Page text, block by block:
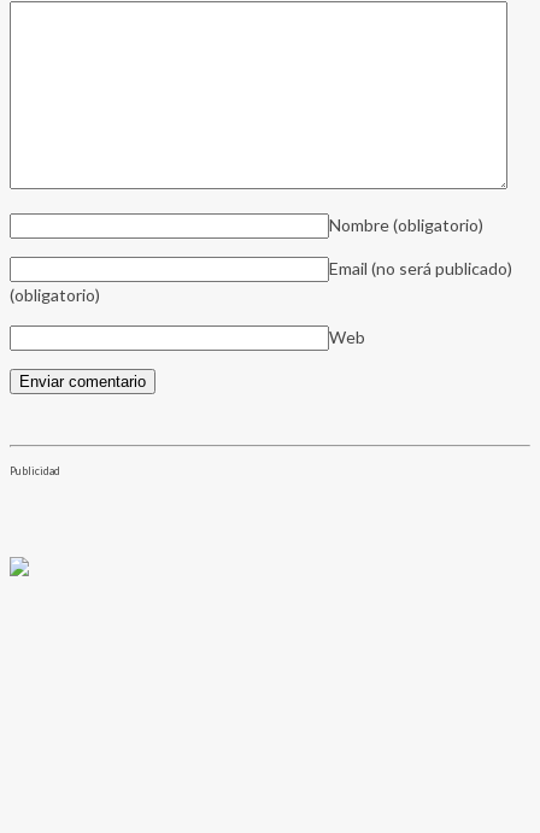
Nombre(obligatorio)
Email (no será publicado)
(obligatorio)
Web
Publicidad